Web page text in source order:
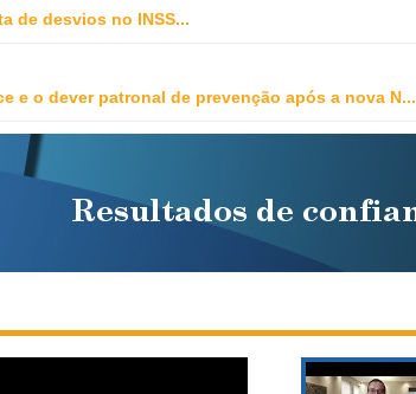
de desvios no INSS...
e o dever patronal de prevenção após a nova N...